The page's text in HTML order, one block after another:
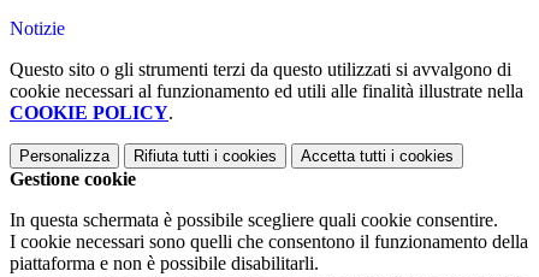
Notizie
Questo sito o gli strumenti terzi da questo utilizzati si avvalgono di
cookie necessari al funzionamento ed utili alle finalità illustrate nella
COOKIE POLICY.
Personalizza Rifiuta tutti i cookies Accetta tutti i cookies
Gestione cookie
In questa schermata è possibile scegliere quali cookie consentire.
I cookie necessari sono quelli che consentono il funzionamento della
piattaforma e non è possibile disabilitarli.